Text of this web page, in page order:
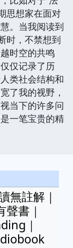
思想家在面对
。当我阅读到
时，不禁想到
时空的共鸣
仅记录了历
类社会结构和
了我的视野，
当下的许多问
一笔宝贵的精
無註解｜
書｜
｜